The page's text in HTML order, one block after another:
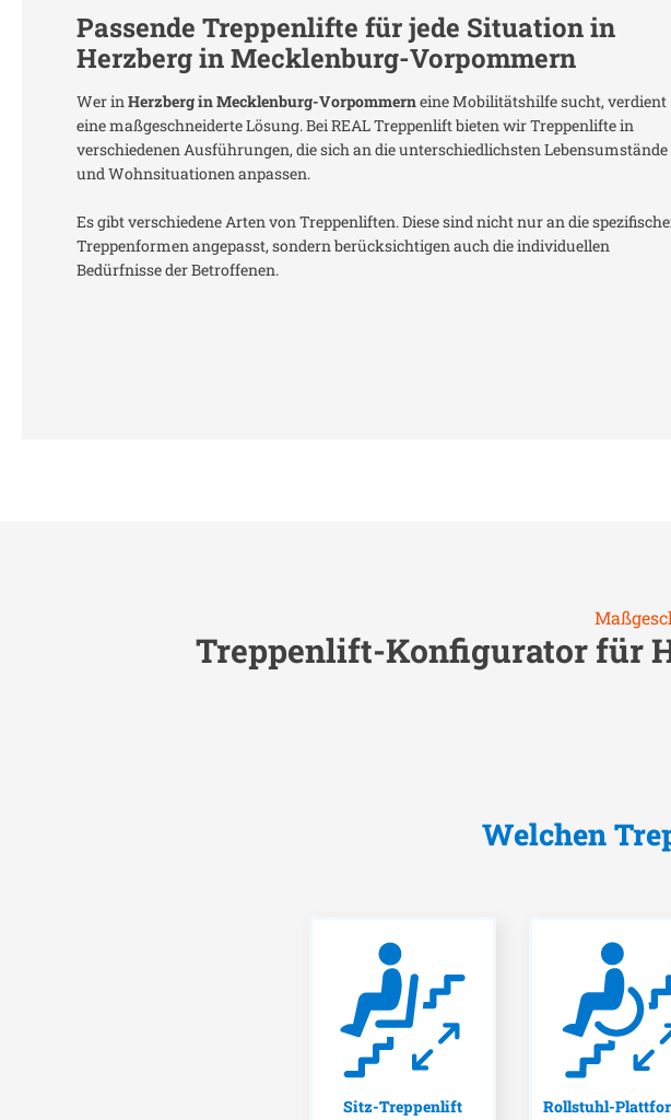
Passende Treppenlifte für jede Situation in
Herzberg in Mecklenburg-Vorpommern
Wer in Herzberg in Mecklenburg-Vorpommerneine Mobilitätshilfe sucht, verdient
eine maßgeschneiderte Lösung. Bei REAL Treppenlift bieten wir Treppenlifte in
verschiedenen Ausführungen, die sich an die unterschiedlichsten Lebensumstände
und Wohnsituationen anpassen.
Es gibt verschiedene Arten von Treppenliften. Diese sind nicht nur an die
Treppenformen angepasst, sondern berücksichtigen auch die individuellen
Bedürfnisse der Betroffenen.
Treppenlift-Konfigurator für
Welchen
Sitz-Treppenlift Rollstuhl-